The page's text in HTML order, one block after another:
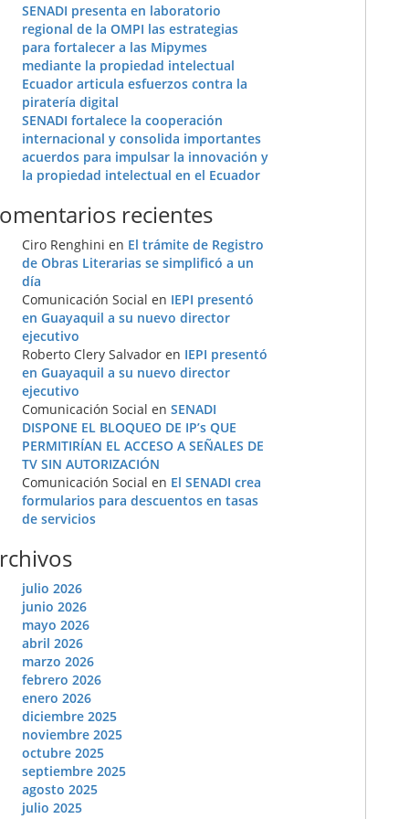
SENADI presenta en laboratorio
regional de la OMPI las estrategias
para fortalecer a las Mipymes
mediante la propiedad intelectual
Ecuador articula esfuerzos contra la
piratería digital
SENADI fortalece la cooperación
internacional y consolida importantes
acuerdos para impulsar la innovación y
la propiedad intelectual en el Ecuador
recientes
Ciro Renghini en El trámite de Registro
de Obras Literarias se simplificó a un
día
Comunicación Social en IEPI presentó
en Guayaquil a su nuevo director
ejecutivo
Roberto Clery Salvadoren IEPI presentó
en Guayaquil a su nuevo director
ejecutivo
Comunicación Social en SENADI
DISPONE EL BLOQUEO DE IP’s QUE
PERMITIRÍAN EL ACCESO A SEÑALES DE
TV SIN AUTORIZACIÓN
Comunicación Social en El SENADI crea
formularios para descuentos en tasas
de servicios
julio 2026
junio 2026
mayo 2026
abril 2026
marzo 2026
febrero 2026
enero 2026
diciembre 2025
noviembre 2025
octubre 2025
septiembre 2025
agosto 2025
julio 2025